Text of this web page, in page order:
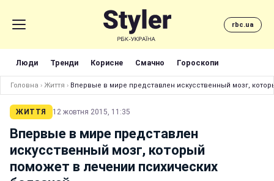
rbc.ua
Люди Тренди Корисне Смачно Гороскопи
Головна › Життя › Впервые в мире представлен искусственный мозг,
ЖИТТЯ 12 жовтня 2015, 11:35
Впервые в мире представлен
искусственный мозг, который
поможет в лечении психических